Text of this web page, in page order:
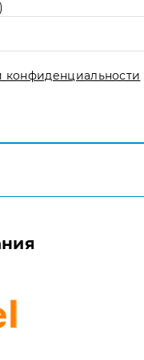
конфиденциальности